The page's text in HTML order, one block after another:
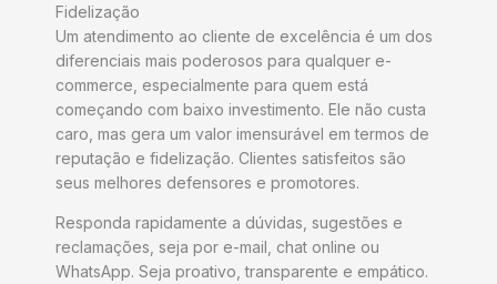
Fidelização
Um atendimento ao cliente de excelência é um dos
diferenciais mais poderosos para qualquer e-
commerce, especialmente para quem está
começando com baixo investimento. Ele não custa
caro, mas gera um valor imensurável em termos de
reputação e fidelização. Clientes satisfeitos são
seus melhores defensores e promotores.
Responda rapidamente a dúvidas, sugestões e
reclamações, seja por e-mail, chat online ou
WhatsApp. Seja proativo, transparente e empático.